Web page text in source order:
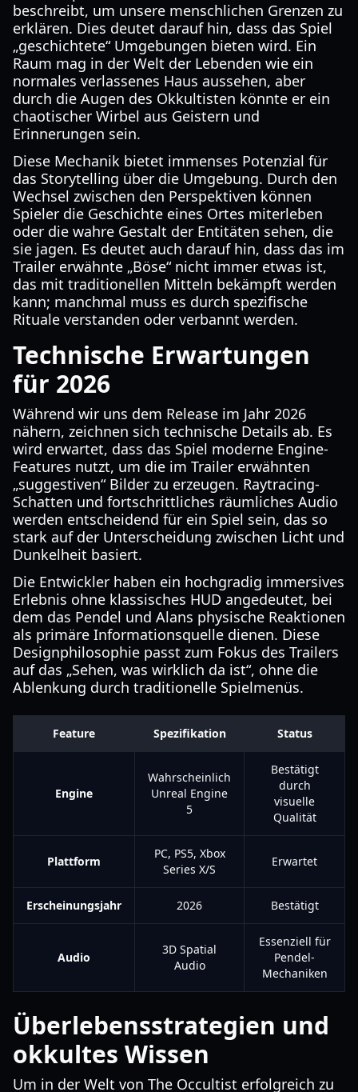
beschreibt, um unsere menschlichen Grenzen zu
erklären. Dies deutet darauf hin, dass das Spiel
„geschichtete“ Umgebungen bieten wird. Ein
Raum mag in der Welt der Lebenden wie ein
normales verlassenes Haus aussehen, aber
durch die Augen des Okkultisten könnte er ein
chaotischer Wirbel aus Geistern und
Erinnerungen sein.
Diese Mechanik bietet immenses Potenzial für
das Storytelling über die Umgebung. Durch den
Wechsel zwischen den Perspektiven können
Spieler die Geschichte eines Ortes miterleben
oder die wahre Gestalt der Entitäten sehen, die
sie jagen. Es deutet auch darauf hin, dass das im
Trailer erwähnte „Böse“ nicht immer etwas ist,
das mit traditionellen Mitteln bekämpft werden
kann; manchmal muss es durch spezifische
Rituale verstanden oder verbannt werden.
Technische Erwartungen
für 2026
Während wir uns dem Release im Jahr 2026
nähern, zeichnen sich technische Details ab. Es
wird erwartet, dass das Spiel moderne Engine-
Features nutzt, um die im Trailer erwähnten
„suggestiven“ Bilder zu erzeugen. Raytracing-
Schatten und fortschrittliches räumliches Audio
werden entscheidend für ein Spiel sein, das so
stark auf der Unterscheidung zwischen Licht und
Dunkelheit basiert.
Die Entwickler haben ein hochgradig immersives
Erlebnis ohne klassisches HUD angedeutet, bei
dem das Pendel und Alans physische Reaktionen
als primäre Informationsquelle dienen. Diese
Designphilosophie passt zum Fokus des Trailers
auf das „Sehen, was wirklich da ist“, ohne die
Ablenkung durch traditionelle Spielmenüs.
Feature Spezifikation Status
Engine
Wahrscheinlich
Unreal Engine
5
Bestätigt
durch
visuelle
Qualität
Plattform
PC, PS5, Xbox
Series X/S
Erwartet
Erscheinungsjahr 2026 Bestätigt
Audio
3D Spatial
Audio
Essenziell für
Pendel-
Mechaniken
Überlebensstrategien und
okkultes Wissen
Um in der Welt von The Occultist erfolgreich zu